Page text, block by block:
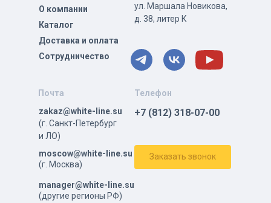
Почта Телефон
О компании
Каталог
Доставка и оплата
Сотрудничество
ул. Маршала Новикова,
д. 38, литер К
manager@white-line.su
moscow@white-line.su
(г. Санкт-Петербург
и ЛО)
zakaz@white-line.su
(другие регионы РФ)
+7 (812) 318-07-00
Заказать звонок
(г. Москва)